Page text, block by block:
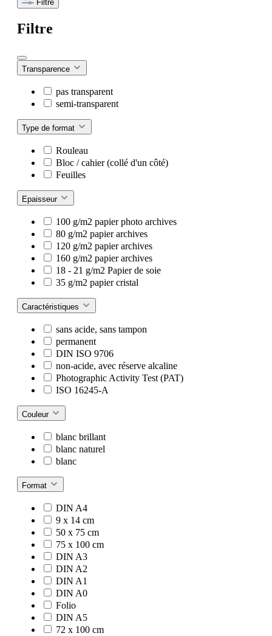
Filtre
Filtre
Transparence
pas transparent
semi-transparent
Type de format
Rouleau
Bloc / cahier (collé d'un côté)
Feuilles
Epaisseur
100 g/m2 papier photo archives
80 g/m2 papier archives
120 g/m2 papier archives
160 g/m2 papier archives
18 - 21 g/m2 Papier de soie
35 g/m2 papier cristal
Caractéristiques
sans acide, sans tampon
permanent
DIN ISO 9706
non-acide, avec réserve alcaline
Photographic Activity Test (PAT)
ISO 16245-A
Couleur
blanc brillant
blanc naturel
blanc
Format
DIN A4
9 x 14 cm
50 x 75 cm
75 x 100 cm
DIN A3
DIN A2
DIN A1
DIN A0
Folio
DIN A5
72 x 100 cm